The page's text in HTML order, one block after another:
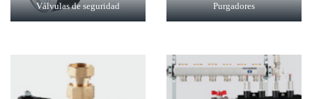
Válvulas de seguridad Purgadores